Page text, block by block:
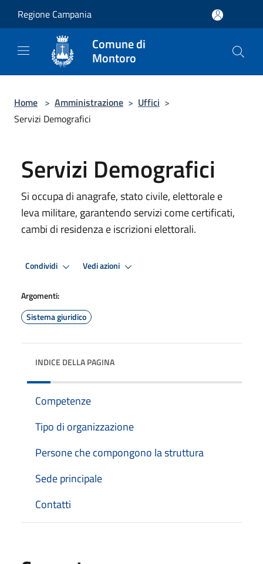
Regione Campania
Comune di
Montoro
Home > Amministrazione > Uffici >
Servizi Demografici
Servizi Demografici
Si occupa di anagrafe, stato civile, elettorale e
leva militare, garantendo servizi come certificati,
cambi di residenza e iscrizioni elettorali.
Condividi Vedi azioni
Argomenti:
Sistema giuridico
INDICE DELLA PAGINA
Competenze
Tipo di organizzazione
Persone che compongono la struttura
Sede principale
Contatti